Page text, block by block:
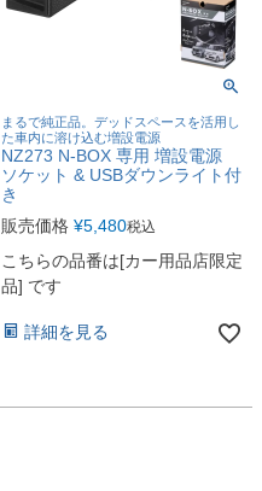
まるで純正品。デッドスペースを活用し
た車内に溶け込む増設電源
NZ273 N-BOX 専用 増設電源
ソケット & USBダウンライト付
き
販売価格 ¥5,480税込
こちらの品番は[カー用品店限定
品] です
詳細を見る